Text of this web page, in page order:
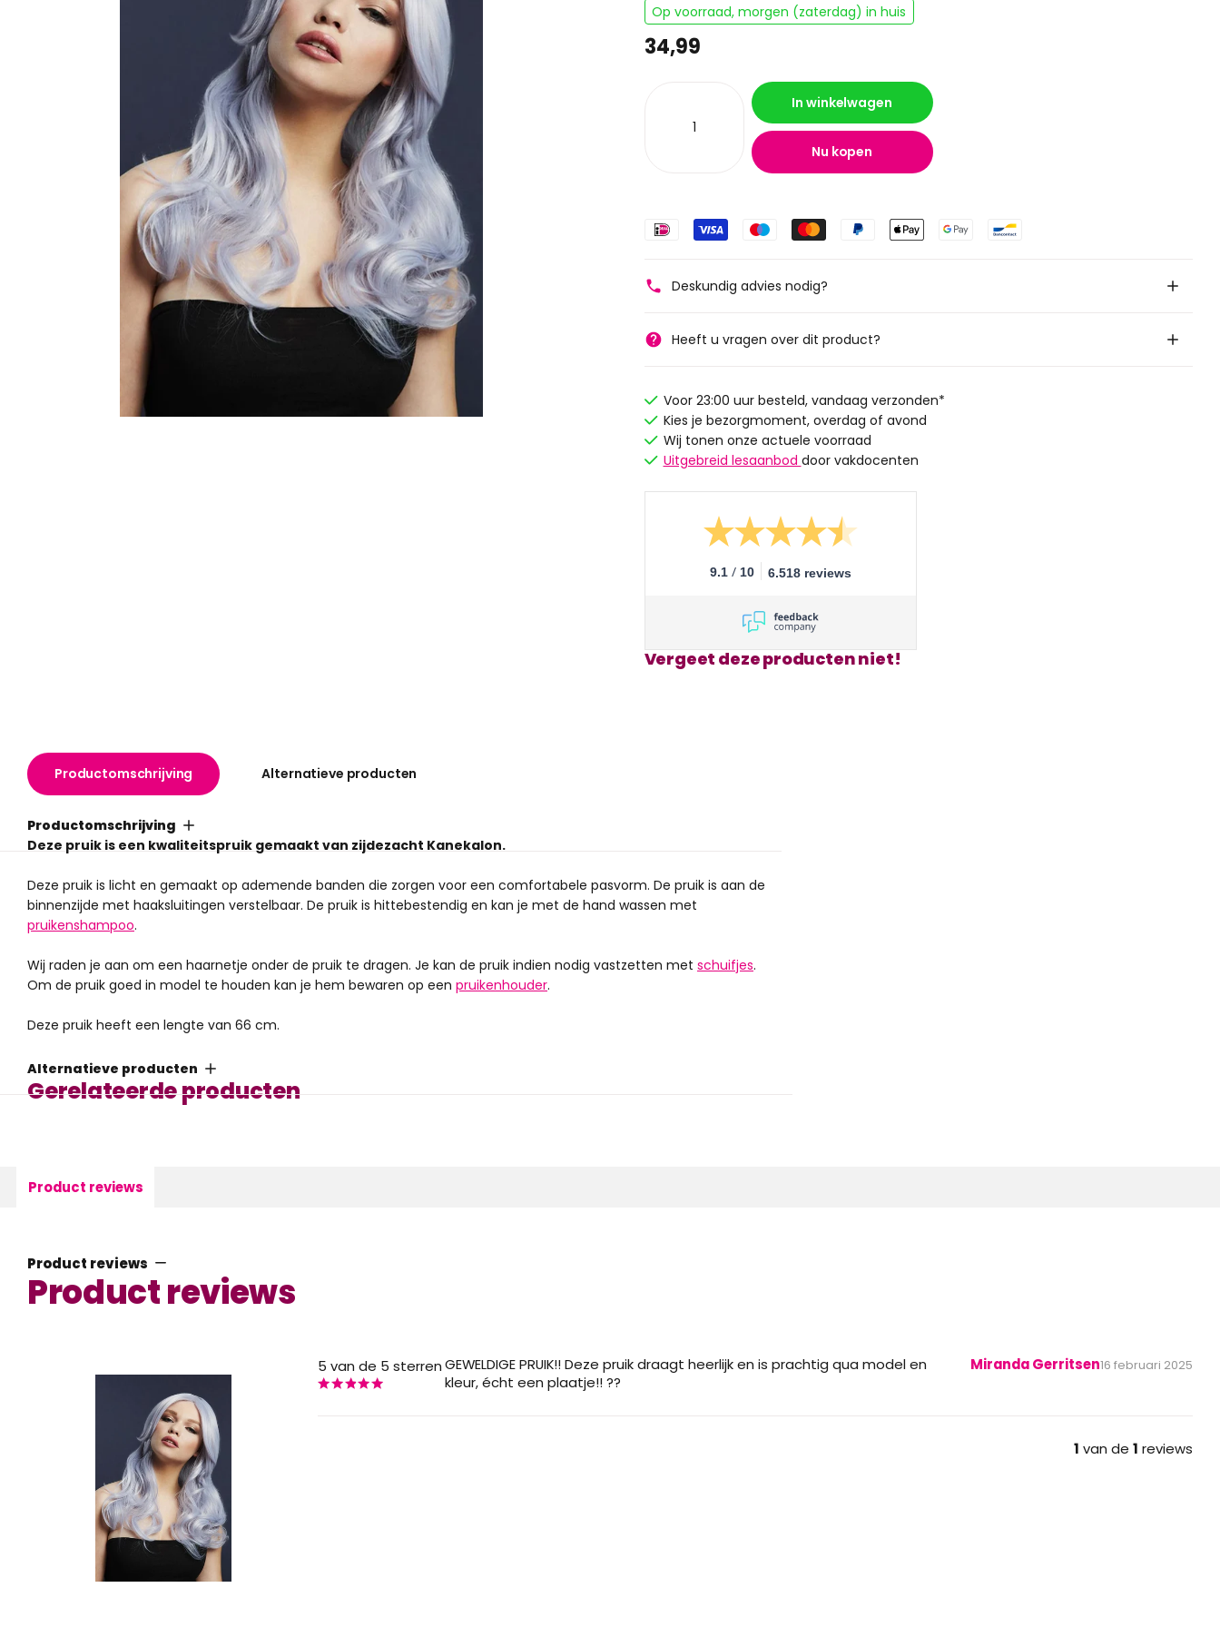
Op voorraad, morgen (zaterdag) in huis
34,99
In winkelwagen
Nu kopen
Deskundig advies nodig?
Heeft u vragen over dit product?
Voor 23:00 uur besteld, vandaag verzonden*
Kies je bezorgmoment, overdag of avond
Wij tonen onze actuele voorraad
Uitgebreid lesaanbod door vakdocenten
9.1 / 10 6.518 reviews
Vergeet deze producten niet!
Productomschrijving Alternatieve producten
Productomschrijving
Deze pruik is een kwaliteitspruik gemaakt van zijdezacht Kanekalon.
Deze pruik is licht en gemaakt op ademende banden die zorgen voor een comfortabele pasvorm. De pruik is aan de
binnenzijde met haaksluitingen verstelbaar. De pruik is hittebestendig en kan je met de hand wassen met
pruikenshampoo.
Wij raden je aan om een haarnetje onder de pruik te dragen. Je kan de pruik indien nodig vastzetten met schuifjes.
Om de pruik goed in model te houden kan je hem bewaren op een pruikenhouder.
Deze pruik heeft een lengte van 66 cm.
Alternatieve producten
Gerelateerde producten
Product reviews
Product reviews
Product reviews
5 van de 5 sterrenGEWELDIGE PRUIK!! Deze pruik draagt heerlijk en is prachtig qua model en
kleur, écht een plaatje!! ??
Miranda Gerritsen16 februari 2025
1 van de 1 reviews